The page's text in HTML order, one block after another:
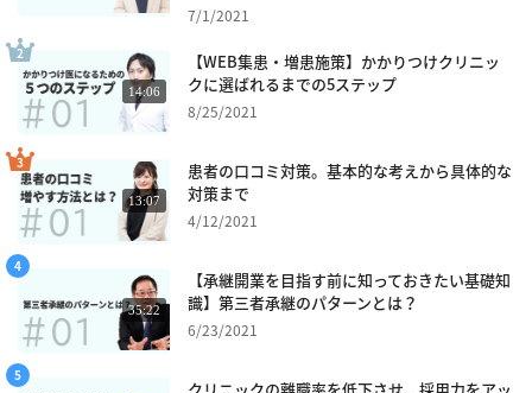
7/1/2021
14:06
【WEB集患・増患施策】かかりつけクリニッ
クに選ばれるまでの5ステップ
8/25/2021
13:07
患者の口コミ対策。基本的な考えから具体的な
対策まで
4/12/2021
35:22
【承継開業を目指す前に知っておきたい基礎知
識】第三者承継のパターンとは？
6/23/2021
クリニックの離職率を低下させ、採用力をアッ